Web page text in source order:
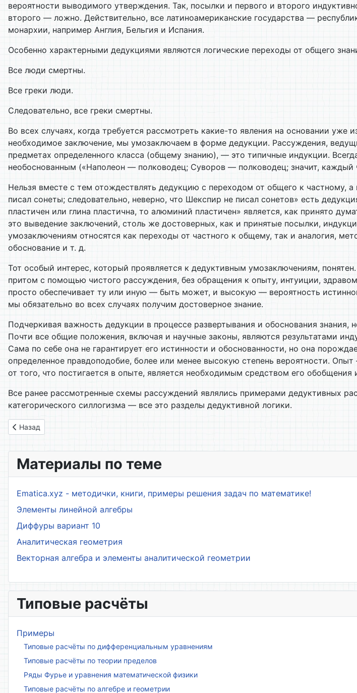
вероятности выводимого утверждения. Так, посылки и первого и второго
второго — ложно. Действительно, все латиноамериканские государства —
монархии, например Англия, Бельгия и Испания.
Особенно характерными дедукциями являются логические переходы от общего
Все люди смертны.
Все греки люди.
Следовательно, все греки смертны.
Во всех случаях, когда требуется рассмотреть какие-то явления на основании
необходимое заключение, мы умозаключаем в форме дедукции. Рассуждения,
предметах определенного класса (общему знанию), — это типичные индукции.
необоснованным («Наполеон — полководец; Суворов — полководец; значит, каждый
Нельзя вместе с тем отождествлять дедукцию с переходом от общего к
писал сонеты; следовательно, неверно, что Шекспир не писал сонетов» есть
пластичен или глина пластична, то алюминий пластичен» является, как принято
это выведение заключений, столь же достоверных, как и принятые посылки,
умозаключениям относятся как переходы от частного к общему, так и аналогия,
обоснование и т. д.
Тот особый интерес, который проявляется к дедуктивным умозаключениям,
притом с помощью чистого рассуждения, без обращения к опыту, интуиции,
просто обеспечивает ту или иную — быть может, и высокую — вероятность
мы обязательно во всех случаях получим достоверное знание.
Подчеркивая важность дедукции в процессе развертывания и обоснования
Почти все общие положения, включая и научные законы, являются результатами
Сама по себе она не гарантирует его истинности и обоснованности, но она
определенное правдоподобие, более или менее высокую степень вероятности.
от того, что постигается в опыте, является необходимым средством его обобщения
Все ранее рассмотренные схемы рассуждений являлись примерами дедуктивных
категорического силлогизма — все это разделы дедуктивной логики.
Предыдущий: 5.6. Ловушки классификации
Назад
Материалы по теме
Ematica.xyz - методички, книги, примеры решения задач по математике!
Элементы линейной алгебры
Диффуры вариант 10
Аналитическая геометрия
Векторная алгебра и элементы аналитической геометрии
Типовые расчёты
Примеры
Типовые расчёты по дифференциальным уравнениям
Типовые расчёты по теории пределов
Ряды Фурье и уравнения математической физики
Типовые расчёты по алгебре и геометрии